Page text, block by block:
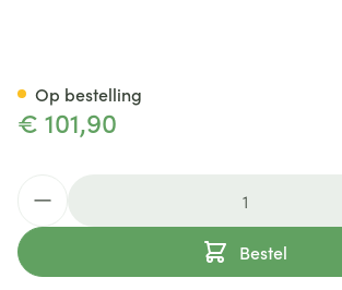
€ 101,90
Bestel
Op bestelling